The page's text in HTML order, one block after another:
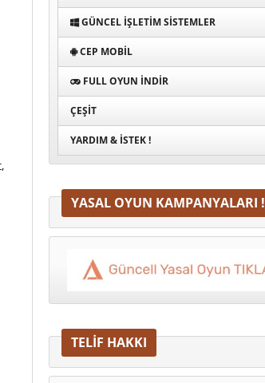
GÜNCEL İŞLETIM SISTEMLER
CEP MOBIL
FULL OYUN İNDIR
ÇEŞIT
YARDIM & İSTEK !
YASAL OYUN KAMPANYALARI !
TELİF HAKKI